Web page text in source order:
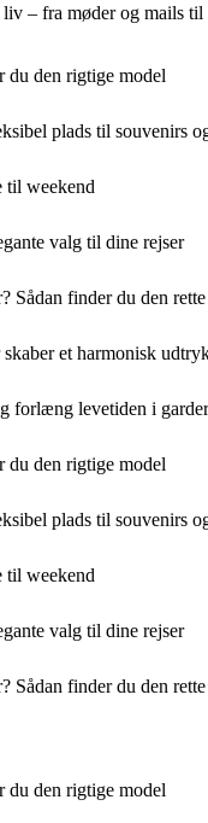
– fra møder og mails
du den rigtige model
plads til souvenirs
til weekend
valg til dine rejser
Sådan finder du den
et harmonisk
forlæng levetiden i
du den rigtige model
plads til souvenirs
til weekend
valg til dine rejser
Sådan finder du den
du den rigtige model